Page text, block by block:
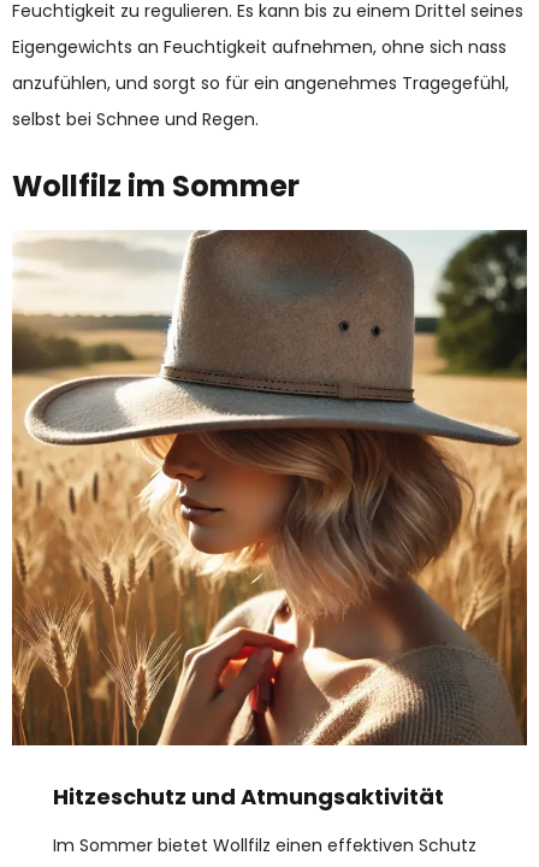
Feuchtigkeit zu regulieren. Es kann bis zu einem Drittel seines
Eigengewichts an Feuchtigkeit aufnehmen, ohne sich nass
anzufühlen, und sorgt so für ein angenehmes Tragegefühl,
selbst bei Schnee und Regen.
Wollfilz im Sommer
Hitzeschutz und Atmungsaktivität
Im Sommer bietet Wollfilz einen effektiven Schutz